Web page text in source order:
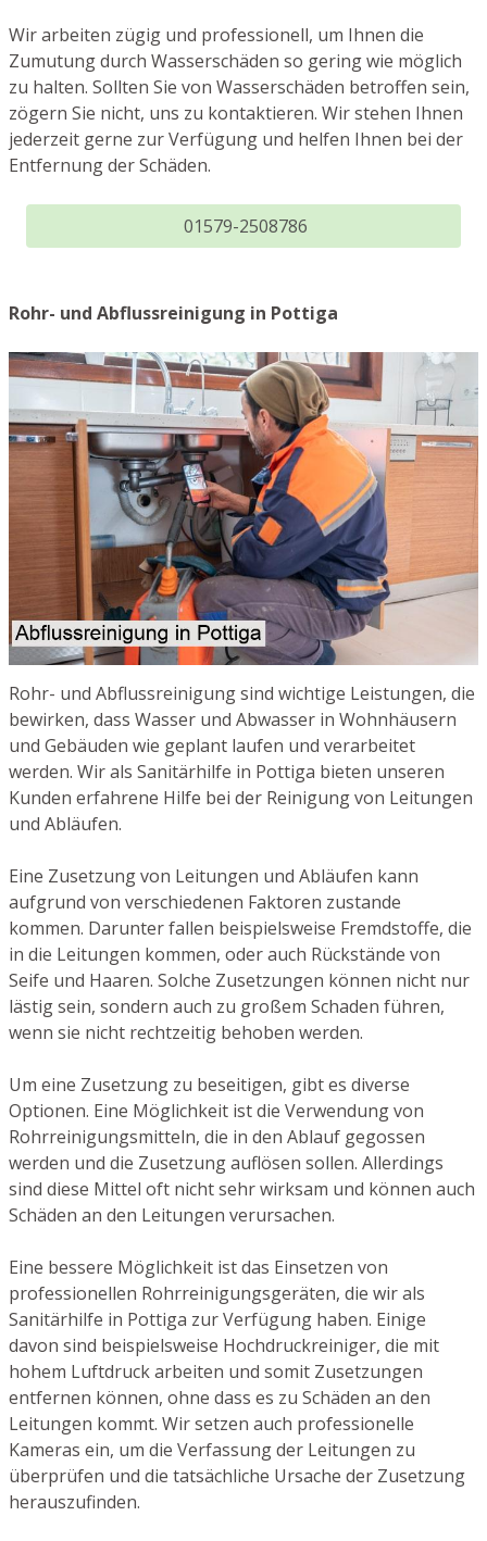
Wir arbeiten zügig und professionell, um Ihnen die
Zumutung durch Wasserschäden so gering wie möglich
zu halten. Sollten Sie von Wasserschäden betroffen sein,
zögern Sie nicht, uns zu kontaktieren. Wir stehen Ihnen
jederzeit gerne zur Verfügung und helfen Ihnen bei der
Entfernung der Schäden.
01579-2508786
Rohr- und Abflussreinigung in Pottiga
Rohr- und Abflussreinigung sind wichtige Leistungen, die
bewirken, dass Wasser und Abwasser in Wohnhäusern
und Gebäuden wie geplant laufen und verarbeitet
werden. Wir als Sanitärhilfe in Pottiga bieten unseren
Kunden erfahrene Hilfe bei der Reinigung von Leitungen
und Abläufen.
Eine Zusetzung von Leitungen und Abläufen kann
aufgrund von verschiedenen Faktoren zustande
kommen. Darunter fallen beispielsweise Fremdstoffe, die
in die Leitungen kommen, oder auch Rückstände von
Seife und Haaren. Solche Zusetzungen können nicht nur
lästig sein, sondern auch zu großem Schaden führen,
wenn sie nicht rechtzeitig behoben werden.
Um eine Zusetzung zu beseitigen, gibt es diverse
Optionen. Eine Möglichkeit ist die Verwendung von
Rohrreinigungsmitteln, die in den Ablauf gegossen
werden und die Zusetzung auflösen sollen. Allerdings
sind diese Mittel oft nicht sehr wirksam und können auch
Schäden an den Leitungen verursachen.
Eine bessere Möglichkeit ist das Einsetzen von
professionellen Rohrreinigungsgeräten, die wir als
Sanitärhilfe in Pottiga zur Verfügung haben. Einige
davon sind beispielsweise Hochdruckreiniger, die mit
hohem Luftdruck arbeiten und somit Zusetzungen
entfernen können, ohne dass es zu Schäden an den
Leitungen kommt. Wir setzen auch professionelle
Kameras ein, um die Verfassung der Leitungen zu
überprüfen und die tatsächliche Ursache der Zusetzung
herauszufinden.